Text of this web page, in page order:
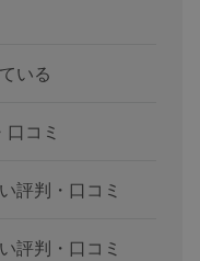
いる
コミ
評判・口コミ
評判・口コミ